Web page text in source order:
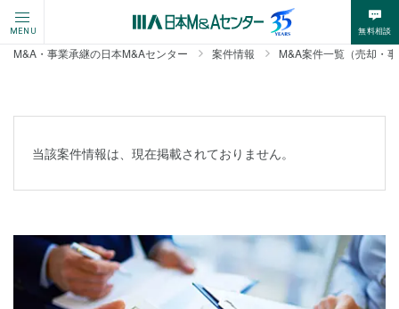
MENU 無料相談
M&A・事業承継の日本M&Aセンター 案件情報 M&A案件一覧（売却・
当該案件情報は、現在掲載されておりません。